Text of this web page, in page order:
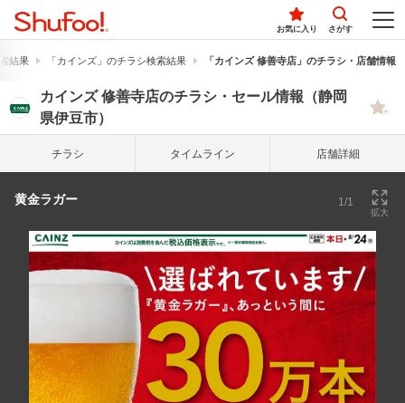
お気に入り さがす
結果 「カインズ」のチラシ検索結果 「カインズ 修善寺店」のチラシ・店舗情報
カインズ 修善寺店のチラシ・セール情報（静岡
県伊豆市）
チラシ タイム ライン 店舗詳細
黄金ラガー 1/1
拡大